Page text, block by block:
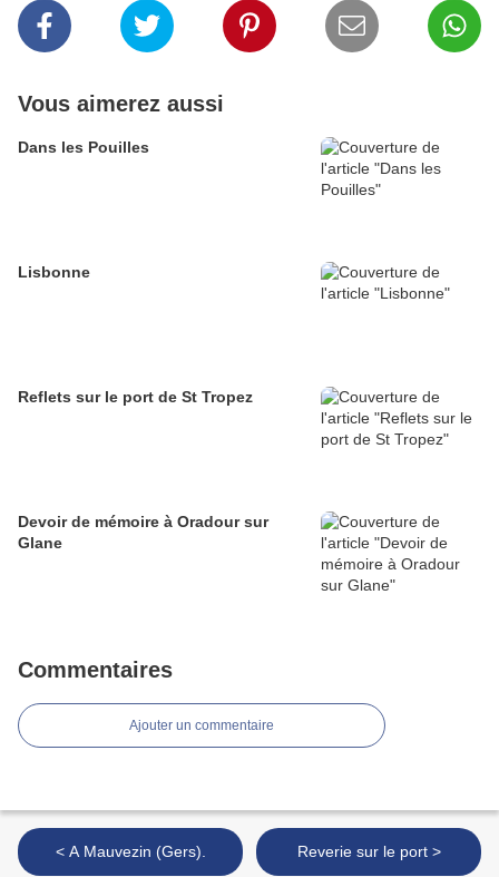
Vous aimerez aussi
Dans les Pouilles
Lisbonne
Reflets sur le port de St Tropez
Devoir de mémoire à Oradour sur
Glane
Commentaires
Ajouter un commentaire
< A Mauvezin (Gers). Reverie sur le port >